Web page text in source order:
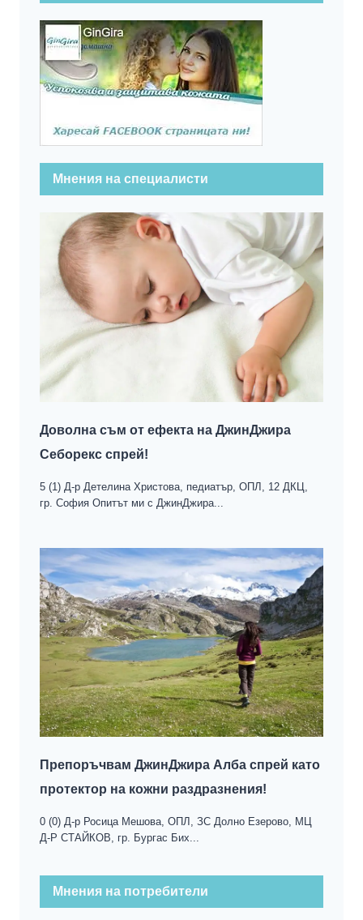
Мнения на специалисти
Доволна съм от ефекта на ДжинДжира
Себорекс спрей!
5 (1) Д-р Детелина Христова, педиатър, ОПЛ, 12 ДКЦ,
гр. София Опитът ми с ДжинДжира...
Препоръчвам ДжинДжира Алба спрей като
протектор на кожни раздразнения!
0 (0) Д-р Росица Мешова, ОПЛ, ЗС Долно Езерово, МЦ
Д-Р СТАЙКОВ, гр. Бургас Бих...
Мнения на потребители